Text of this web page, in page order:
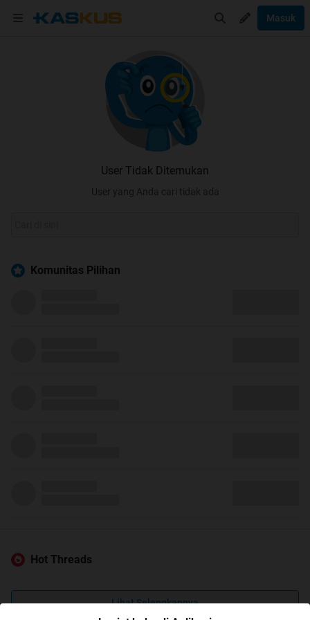
Masuk
User Tidak Ditemukan
User yang Anda cari tidak ada
Komunitas Pilihan
Hot Threads
Lihat Selengkapnya